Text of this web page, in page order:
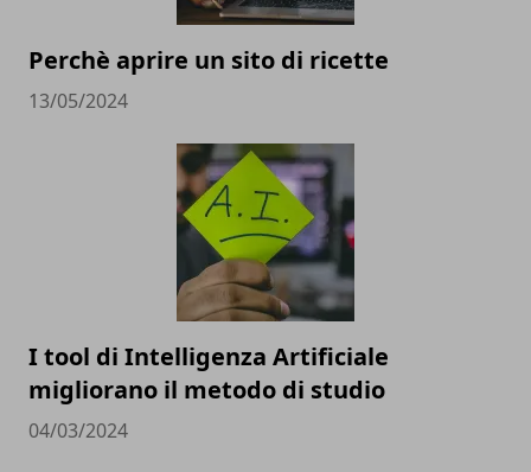
Perchè aprire un sito di ricette
13/05/2024
I tool di Intelligenza Artificiale
migliorano il metodo di studio
04/03/2024